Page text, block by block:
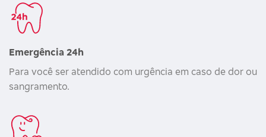
Emergência 24h
Para você ser atendido com urgência em caso de dor ou
sangramento.